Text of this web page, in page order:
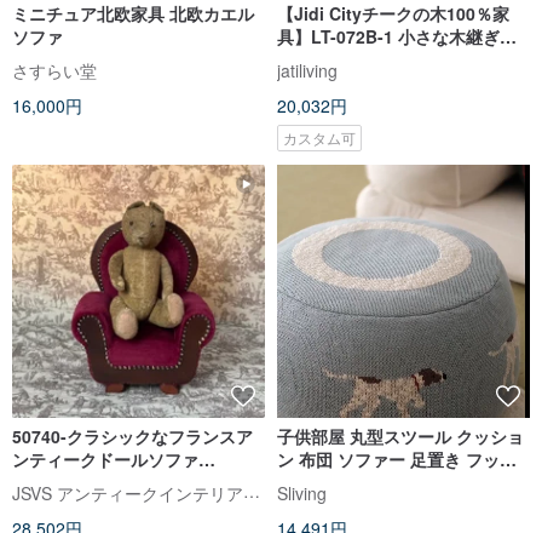
ミニチュア北欧家具 北欧カエル
ソファ
さすらい堂
16,000円
【Jidi Cityチークの木100％家
具】LT-072B-1 小さな木継ぎ形
状の犬飾り飾り
jatiliving
20,032円
カスタム可
50740-クラシックなフランスア
ンティークドールソファ
Charming antique dollhouse
armch
JSVS アンティークインテリアセレクトショップ
28,502円
子供部屋 丸型スツール クッショ
ン 布団 ソファー 足置き フット
レスト 誕生日 新築祝い プレゼン
ト かわいい 北欧風 ソーセージ
Sliving
14,491円